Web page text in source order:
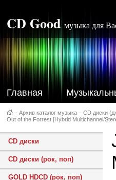
CD Good музыка для
Главная
– Архив каталог музыка – CD диски
Out of the Forrest [Hybrid Multichannel/
CD диски
CD диски (рок, поп)
GOLD HDCD (рок, поп)